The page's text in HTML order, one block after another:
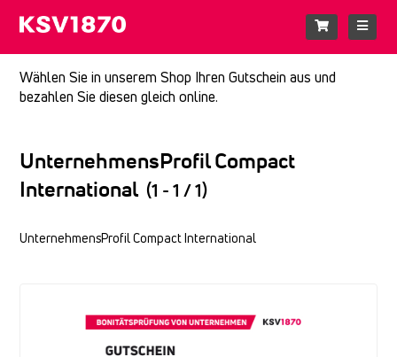
Wählen Sie in unserem Shop Ihren Gutschein aus und
bezahlen Sie diesen gleich online.
UnternehmensProfil Compact
International(1 - 1 / 1)
UnternehmensProfil Compact International